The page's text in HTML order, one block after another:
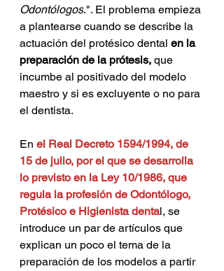
Odontólogos.". El problema empieza
a plantearse cuando se describe la
actuación del protésico dental en la
preparación de la prótesis, que
incumbe al positivado del modelo
maestro y si es excluyente o no para
el dentista.
En el Real Decreto 1594/1994, de
15 de julio, por el que se desarrolla
lo previsto en la Ley 10/1986, que
regula la profesión de Odontólogo,
Protésico e Higienista dental, se
introduce un par de artículos que
explican un poco el tema de la
preparación de los modelos a partir